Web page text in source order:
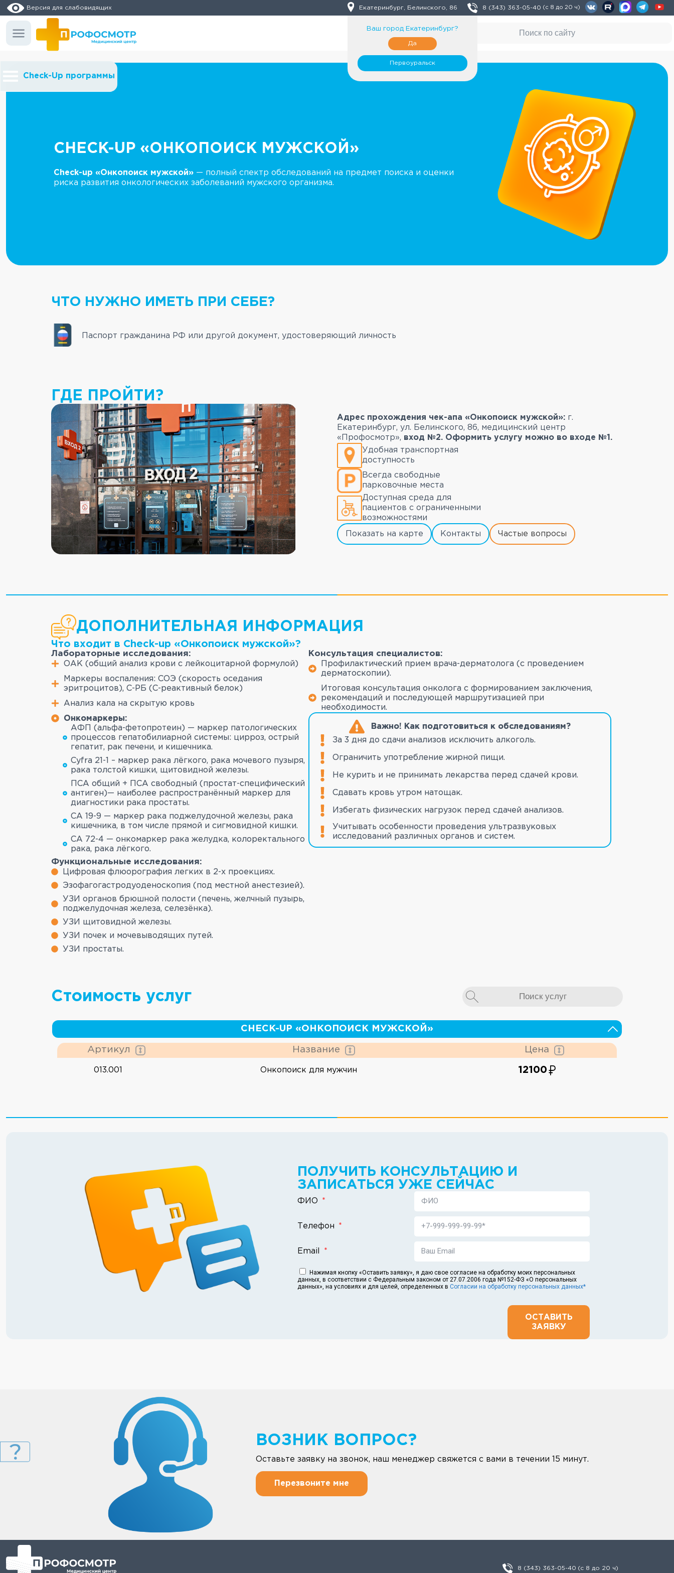
Версия для слабовидящих Екатеринбург, Белинского, 86
Ваш город Екатеринбург?
Да
Первоуральск
8 (343) 363-05-40 (с 8 до 20 ч)
Check-Up программы
CHECK-UP «ОНКОПОИСК МУЖСКОЙ»
Check-up «Онкопоиск мужской» — полный спектр обследований на предмет поиска и оценки
риска развития онкологических заболеваний мужского организма.
ЧТО НУЖНО ИМЕТЬ ПРИ СЕБЕ?
Паспорт гражданина РФ или другой документ, удостоверяющий личность
ГДЕ ПРОЙТИ?
Адрес прохождения чек-апа «Онкопоиск мужской»: г.
Екатеринбург, ул. Белинского, 86, медицинский центр
«Профосмотр», вход №2. Оформить услугу можно во входе №1.
Удобная транспортная
доступность
Всегда свободные
парковочные места
Доступная среда для
пациентов с ограниченными
возможностями
Показать на карте Контакты Частые вопросы
ДОПОЛНИТЕЛЬНАЯ ИНФОРМАЦИЯ
Что входит в Check-up «Онкопоиск мужской»?
Лабораторные исследования:
ОАК (общий анализ крови с лейкоцитарной формулой)
Маркеры воспаления: СОЭ (скорость оседания
эритроцитов), С-РБ (С-реактивный белок)
Анализ кала на скрытую кровь
Онкомаркеры:
АФП (альфа-фетопротеин) — маркер патологических
процессов гепатобилиарной системы: цирроз, острый
гепатит, рак печени, и кишечника.
Cyfra 21-1 – маркер рака лёгкого, рака мочевого пузыря,
рака толстой кишки, щитовидной железы.
ПСА общий + ПСА свободный (простат-специфический
антиген)— наиболее распространённый маркер для
диагностики рака простаты.
СА 19-9 — маркер рака поджелудочной железы, рака
кишечника, в том числе прямой и сигмовидной кишки.
СА 72-4 — онкомаркер рака желудка, колоректального
рака, рака лёгкого.
Функциональные исследования:
Цифровая флюорография легких в 2-х проекциях.
Эзофагогастродуоденоскопия (под местной анестезией).
УЗИ органов брюшной полости (печень, желчный пузырь,
поджелудочная железа, селезёнка).
УЗИ щитовидной железы.
УЗИ почек и мочевыводящих путей.
УЗИ простаты.
Консультация специалистов:
Профилактический прием врача-дерматолога (с проведением
дерматоскопии).
Итоговая консультация онколога с формированием заключения,
рекомендаций и последующей маршрутизацией при
необходимости.
Важно! Как подготовиться к обследованиям?
За 3 дня до сдачи анализов исключить алкоголь.
Ограничить употребление жирной пищи.
Не курить и не принимать лекарства перед сдачей крови.
Сдавать кровь утром натощак.
Избегать физических нагрузок перед сдачей анализов.
Учитывать особенности проведения ультразвуковых
исследований различных органов и систем.
Стоимость услуг
CHEСK-UP «ОНКОПОИСК МУЖСКОЙ»
Артикул Название Цена
013.001 Онкопоиск для мужчин 12100
ПОЛУЧИТЬ КОНСУЛЬТАЦИЮ И
ЗАПИСАТЬСЯ УЖЕ СЕЙЧАС
ФИО
Телефон
Email
Нажимая кнопку «Оставить заявку», я даю свое согласие на обработку моих персональных
данных, в соответствии с Федеральным законом от 27.07.2006 года №152-ФЗ «О персональных
данных», на условиях и для целей, определенных в Согласии на обработку персональных данных*
ОСТАВИТЬ
ЗАЯВКУ
ВОЗНИК ВОПРОС?
Оставьте заявку на звонок, наш менеджер свяжется с вами в течении 15 минут.
Перезвоните мне
8 (343) 363-05-40 (с 8 до 20 ч)